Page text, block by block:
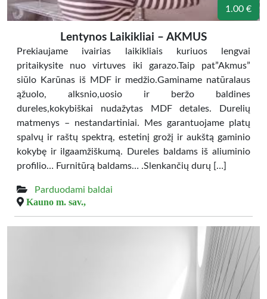
1.00 €
Lentynos Laikikliai – AKMUS
Prekiaujame ivairias laikikliais kuriuos lengvai
pritaikysite nuo virtuves iki garazo.Taip pat”Akmus”
siūlo Karūnas iš MDF ir medžio.Gaminame natūralaus
ąžuolo, alksnio,uosio ir beržo baldines
dureles,kokybiškai nudažytas MDF detales. Durelių
matmenys – nestandartiniai. Mes garantuojame platų
spalvų ir raštų spektrą, estetinį grožį ir aukštą gaminio
kokybę ir ilgaamžiškumą. Dureles baldams iš aliuminio
profilio… Furnitūrą baldams… .Slenkančių durų […]
Parduodami baldai
Kauno m. sav.,